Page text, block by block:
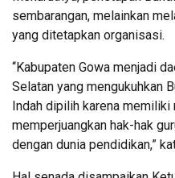
sembarangan, melainkan
yang ditetapkan organisasi.
“Kabupaten Gowa menjadi
Selatan yang mengukuhkan
Indah dipilih karena memiliki
memperjuangkan hak-hak
dengan dunia pendidikan,”